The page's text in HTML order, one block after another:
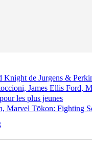
Knight de Jurgens &
James Ellis Ford,
les plus jeunes
Marvel Tōkon: Fighting